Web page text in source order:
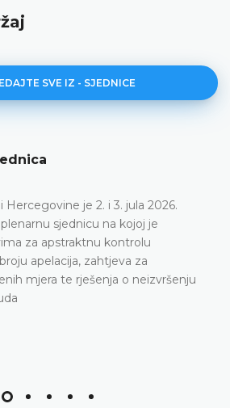
SVE IZ - SJEDNICE
plenarne sjednice
i Hercegovine održat će 172.
i 3. jula 2026. godine